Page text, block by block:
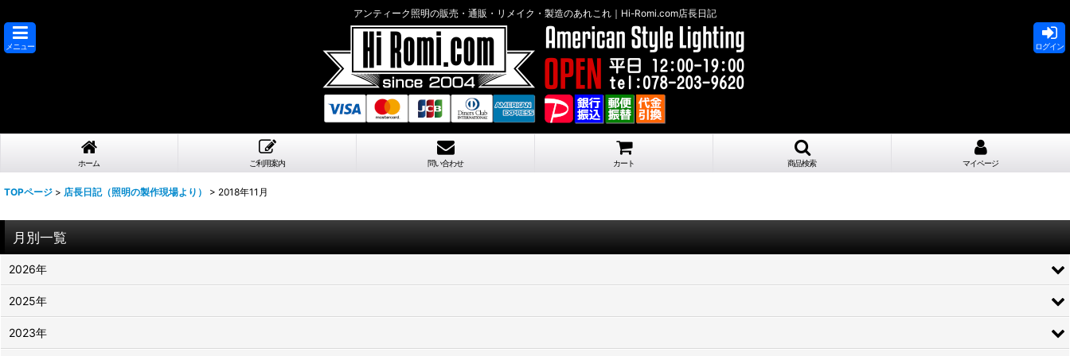
アンティーク照明の販売・通販・リメイク・製造のあれこれ｜Hi-Romi.com店長日記
メニュー ログイン
ホーム ご利用案内 問い合わせ カート 商品検索 マイページ
TOPページ > 店長日記（照明の製作現場より） > 2018年11月
月別一覧
2026年
2025年
2023年